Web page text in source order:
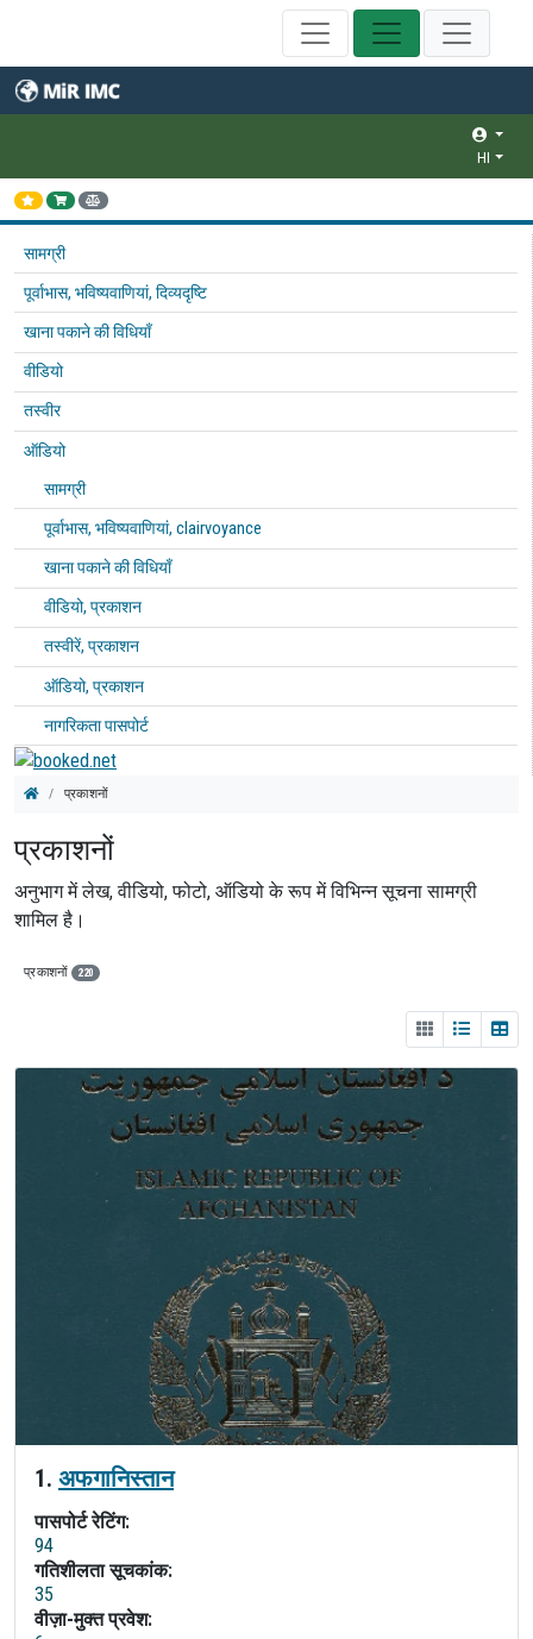
HI
सामग्री
पूर्वाभास, भविष्यवाणियां, दिव्यदृष्टि
खाना पकाने की विधियाँ
वीडियो
तस्वीर
ऑडियो
सामग्री
पूर्वाभास, भविष्यवाणियां, clairvoyance
खाना पकाने की विधियाँ
वीडियो, प्रकाशन
तस्वीरें, प्रकाशन
ऑडियो, प्रकाशन
नागरिकता पासपोर्ट
प्रकाशनों
प्रकाशनों
अनुभाग में लेख, वीडियो, फोटो, ऑडियो के रूप में विभिन्न सूचना सामग्री
शामिल है।
प्रकाशनों 220
1. अफगानिस्तान
पासपोर्ट रेटिंग:
94
गतिशीलता सूचकांक:
35
वीज़ा-मुक्त प्रवेश: